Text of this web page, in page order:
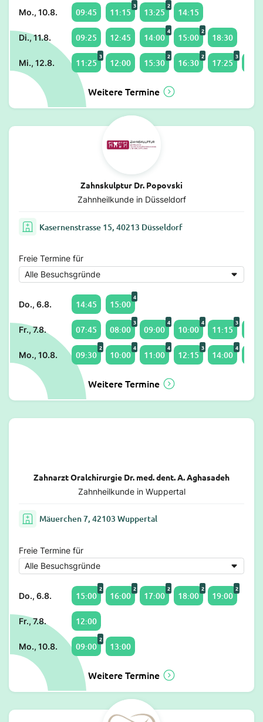
Mo., 10.8. 09:45 11:15
3
13:25
2
14:15
Di., 11.8. 09:25 12:45 14:00
4
15:00
2
18:30
Mi., 12.8. 11:25
3
12:00 15:30
2
16:30
2
17:25
3
Weitere Termine
Zahnskulptur Dr. Popovski
Zahnheilkunde in Düsseldorf
Kasernenstrasse 15, 40213 Düsseldorf
Freie Termine für
Do., 6.8. 14:45 15:00
4
Fr., 7.8. 07:45 08:00
3
09:00
4
10:00
4
11:15
3
Mo., 10.8. 09:30
2
10:00
4
11:00
4
12:15
3
14:00
4
Weitere Termine
Zahnarzt Oralchirurgie Dr. med. dent. A. Aghasadeh
Zahnheilkunde in Wuppertal
Mäuerchen 7, 42103 Wuppertal
Freie Termine für
Do., 6.8. 15:00
2
16:00
2
17:00
2
18:00
2
19:00
2
Fr., 7.8. 12:00
Mo., 10.8. 09:00
2
13:00
Weitere Termine